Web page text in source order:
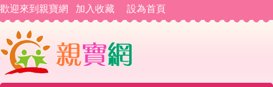
歡迎來到親寶網 加入收藏 設為首頁